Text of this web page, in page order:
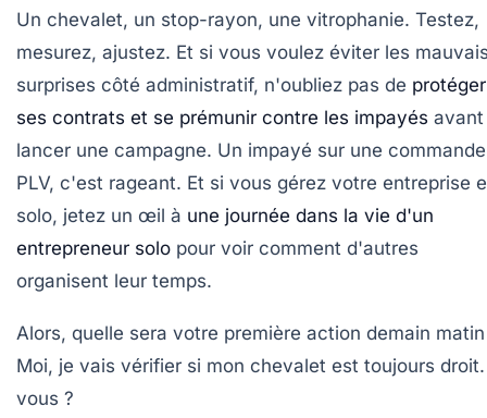
Un chevalet, un stop-rayon, une vitrophanie. Testez,
mesurez, ajustez. Et si vous voulez éviter les
surprises côté administratif, n'oubliez pas de protéger
ses contrats et se prémunir contre les impayés avant
lancer une campagne. Un impayé sur une
PLV, c'est rageant. Et si vous gérez votre entreprise
solo, jetez un œil à une journée dans la vie d'un
entrepreneur solo pour voir comment d'autres
organisent leur temps.
Alors, quelle sera votre première action demain
Moi, je vais vérifier si mon chevalet est toujours
vous ?